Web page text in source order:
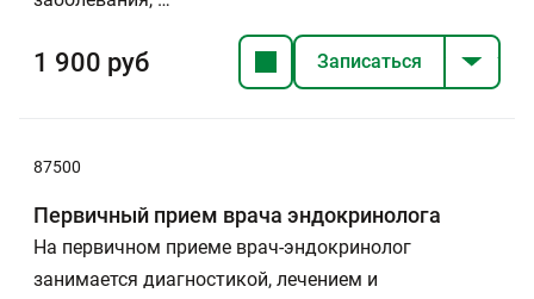
1 900 руб Записаться
87500
Первичный прием врача эндокринолога
На первичном приеме врач-эндокринолог
занимается диагностикой, лечением и